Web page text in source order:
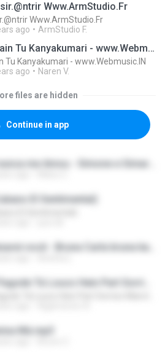
Www.ArmStudio.Fr
Www.ArmStudio.Fr
ago ArmStudio F.
Kashmir Main Tu Kanyakumari - www.Webmusic.IN
Tu Kanyakumari - www.Webmusic.IN
ago Naren V.
files are hidden
Continue in app
El Sentimental)
Má.mp3